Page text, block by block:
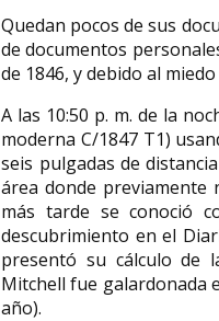
Quedan pocos de sus
de documentos
de 1846, y debido al
A las 10:50 p. m. de la
moderna C/1847 T1)
seis pulgadas de
área donde previamente
más tarde se conoció
descubrimiento en el
presentó su cálculo de
Mitchell fue galardonada
año).​